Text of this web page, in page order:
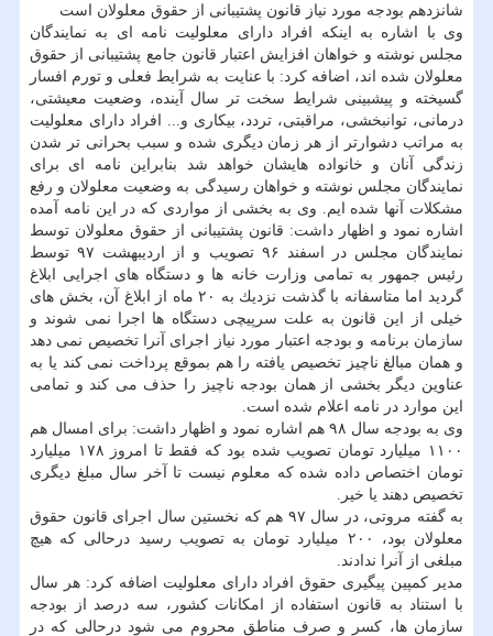
شانزدهم بودجه مورد نیاز قانون پشتیبانی از حقوق معلولان است
وی با اشاره به اینكه افراد دارای معلولیت نامه ای به نمایندگان
مجلس نوشته و خواهان افزایش اعتبار قانون جامع پشتیبانی از حقوق
معلولان شده اند، اضافه كرد: با عنایت به شرایط فعلی و تورم افسار
گسیخته و پیشبینی شرایط سخت تر سال آینده، وضعیت معیشتی،
درمانی، توانبخشی، مراقبتی، تردد، بیكاری و... افراد دارای معلولیت
به مراتب دشوارتر از هر زمان دیگری شده و سبب بحرانی تر شدن
زندگی آنان و خانواده هایشان خواهد شد بنابراین نامه ای برای
نمایندگان مجلس نوشته و خواهان رسیدگی به وضعیت معلولان و رفع
مشكلات آنها شده ایم. وی به بخشی از مواردی كه در این نامه آمده
اشاره نمود و اظهار داشت: قانون پشتیبانی از حقوق معلولان توسط
نمایندگان مجلس در اسفند ۹۶ تصویب و از اردیبهشت ۹۷ توسط
رئیس جمهور به تمامی وزارت خانه ها و دستگاه های اجرایی ابلاغ
گردید اما متاسفانه با گذشت نزدیك به ۲۰ ماه از ابلاغ آن، بخش های
خیلی از این قانون به علت سرپیچی دستگاه ها اجرا نمی شوند و
سازمان برنامه و بودجه اعتبار مورد نیاز اجرای آنرا تخصیص نمی دهد
و همان مبالغ ناچیز تخصیص یافته را هم بموقع پرداخت نمی كند یا به
عناوین دیگر بخشی از همان بودجه ناچیز را حذف می كند و تمامی
این موارد در نامه اعلام شده است.
وی به بودجه سال ۹۸ هم اشاره نمود و اظهار داشت: برای امسال هم
۱۱۰۰ میلیارد تومان تصویب شده بود كه فقط تا امروز ۱۷۸ میلیارد
تومان اختصاص داده شده كه معلوم نیست تا آخر سال مبلغ دیگری
تخصیص دهند یا خیر.
به گفته مروتی، در سال ۹۷ هم كه نخستین سال اجرای قانون حقوق
معلولان بود، ۲۰۰ میلیارد تومان به تصویب رسید درحالی كه هیچ
مبلغی از آنرا ندادند.
مدیر كمپین پیگیری حقوق افراد دارای معلولیت اضافه كرد: هر سال
با استناد به قانون استفاده از امكانات كشور، سه درصد از بودجه
سازمان ها، كسر و صرف مناطق محروم می شود درحالی كه در